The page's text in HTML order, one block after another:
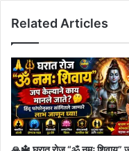
Related Articles